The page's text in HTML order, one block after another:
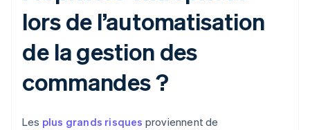
lors de l’automatisation
de la gestion des
commandes ?
Les plus grands risques proviennent de